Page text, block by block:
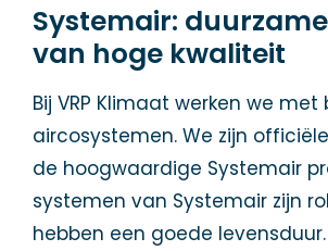
Systemair:
van hoge kwaliteit
Bij VRP Klimaat werken we
aircosystemen. We zijn
de hoogwaardige Systemair
systemen van Systemair zijn
hebben een goede levensduur.